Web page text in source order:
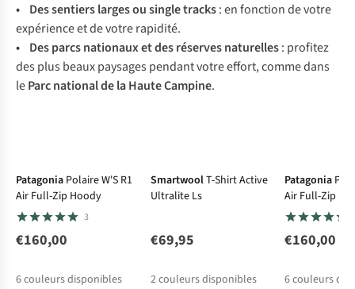
• Dessentierslargesousingletracks: enfonctiondevotre
expérienceet devotrerapidité.
• Desparcsnationauxetdesréservesnaturelles: profitez
des plus beauxpaysages pendantvotreeffort,commedans
leParcnationalde laHauteCampine.
Patagonia Polaire W'S R1
Air Full-Zip Hoody
3
€160,00
6couleurs disponibles
SmartwoolT-Shirt Active
Ultralite Ls
€69,95
2couleurs disponibles
Patagonia
Air Full-Zip
€160,00
6couleurs